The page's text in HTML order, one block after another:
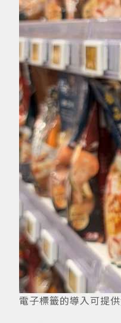
電子標籤的導入可提